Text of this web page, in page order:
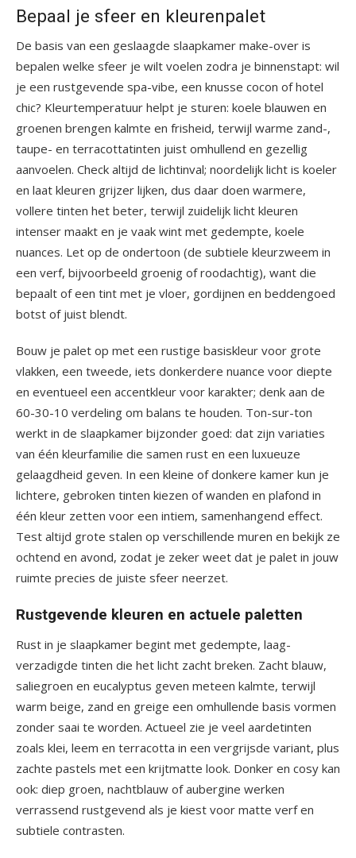
Bepaal je sfeer en kleurenpalet
De basis van een geslaagde slaapkamer make-over is
bepalen welke sfeer je wilt voelen zodra je binnenstapt: wil
je een rustgevende spa-vibe, een knusse cocon of hotel
chic? Kleurtemperatuur helpt je sturen: koele blauwen en
groenen brengen kalmte en frisheid, terwijl warme zand-,
taupe- en terracottatinten juist omhullend en gezellig
aanvoelen. Check altijd de lichtinval; noordelijk licht is koeler
en laat kleuren grijzer lijken, dus daar doen warmere,
vollere tinten het beter, terwijl zuidelijk licht kleuren
intenser maakt en je vaak wint met gedempte, koele
nuances. Let op de ondertoon (de subtiele kleurzweem in
een verf, bijvoorbeeld groenig of roodachtig), want die
bepaalt of een tint met je vloer, gordijnen en beddengoed
botst of juist blendt.
Bouw je palet op met een rustige basiskleur voor grote
vlakken, een tweede, iets donkerdere nuance voor diepte
en eventueel een accentkleur voor karakter; denk aan de
60-30-10 verdeling om balans te houden. Ton-sur-ton
werkt in de slaapkamer bijzonder goed: dat zijn variaties
van één kleurfamilie die samen rust en een luxueuze
gelaagdheid geven. In een kleine of donkere kamer kun je
lichtere, gebroken tinten kiezen of wanden en plafond in
één kleur zetten voor een intiem, samenhangend effect.
Test altijd grote stalen op verschillende muren en bekijk ze
ochtend en avond, zodat je zeker weet dat je palet in jouw
ruimte precies de juiste sfeer neerzet.
Rustgevende kleuren en actuele paletten
Rust in je slaapkamer begint met gedempte, laag-
verzadigde tinten die het licht zacht breken. Zacht blauw,
saliegroen en eucalyptus geven meteen kalmte, terwijl
warm beige, zand en greige een omhullende basis vormen
zonder saai te worden. Actueel zie je veel aardetinten
zoals klei, leem en terracotta in een vergrijsde variant, plus
zachte pastels met een krijtmatte look. Donker en cosy kan
ook: diep groen, nachtblauw of aubergine werken
verrassend rustgevend als je kiest voor matte verf en
subtiele contrasten.